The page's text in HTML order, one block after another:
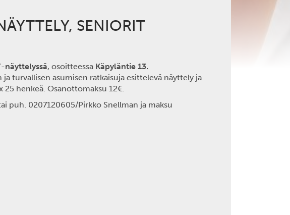
SENIORIT
näyttelyssä, osoitteessa Käpyläntie 13.
turvallisen asumisen ratkaisuja esittelevä näyttely ja
25 henkeä. Osanottomaksu 12€.
puh. 0207120605/Pirkko Snellman ja maksu